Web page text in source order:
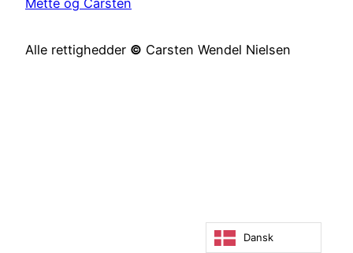
Mette og Carsten
Alle rettighedder © Carsten Wendel Nielsen
Dansk